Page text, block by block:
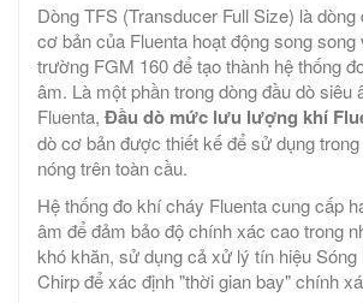
Dòng TFS (Transducer Full Size) là dòng
cơ bản của Fluenta hoạt động song
trường FGM 160 để tạo thành hệ thống
âm. Là một phần trong dòng đầu dò siêu
Fluenta, Đầu dò mức lưu lượng khí
dò cơ bản được thiết kế để sử dụng
nóng trên toàn cầu.
Hệ thống đo khí cháy Fluenta cung cấp
âm để đảm bảo độ chính xác cao trong
khó khăn, sử dụng cả xử lý tín hiệu
Chirp để xác định "thời gian bay" chính